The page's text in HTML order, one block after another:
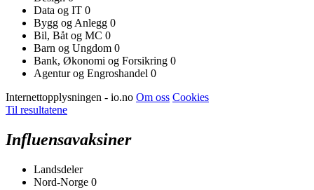
Data og IT 0
Bygg og Anlegg 0
Bil, Båt og MC 0
Barn og Ungdom 0
Bank, Økonomi og Forsikring 0
Agentur og Engroshandel 0
Internettopplysningen - io.no Om oss Cookies
Til resultatene
Influensavaksiner
Landsdeler
Nord-Norge 0